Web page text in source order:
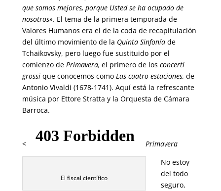
que somos mejores, porque Usted se ha ocupado de
nosotros». El tema de la primera temporada de
Valores Humanos era el de la coda de recapitulación
del último movimiento de la Quinta Sinfoníade
Tchaikovsky, pero luego fue sustituido por el
comienzo de Primavera, el primero de los concerti
grossique conocemos como Las cuatro estaciones, de
Antonio Vivaldi (1678-1741). Aquí está la refrescante
música por Ettore Stratta y la Orquesta de Cámara
Barroca.
< Primavera
El fiscal científico
No estoy
del todo
seguro,